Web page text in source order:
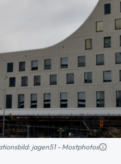
jagen51 - Mostphotos